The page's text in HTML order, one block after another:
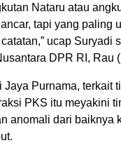
Nataru atau
tapi yang paling
ucap Suryadi
DPR RI, Rau
Jaya Purnama, terkait
PKS itu meyakini
anomali dari baiknya